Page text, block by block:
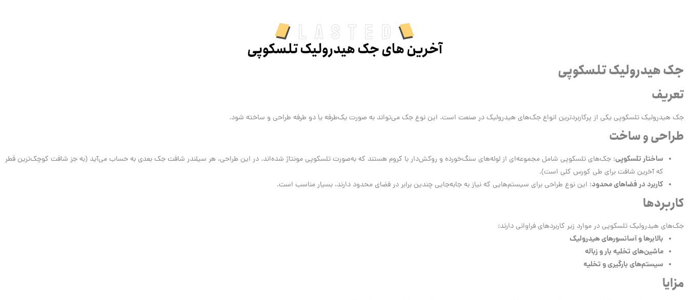
Lasted
آخرین های جک هیدرولیک تلسکوپی
جک هیدرولیک تلسکوپی
تعریف
جک هیدرولیک تلسکوپی یکی از پرکاربردترین انواع جک‌های هیدرولیک در صنعت است. این نوع جک می‌تواند به صورت یک‌طرفه یا دو طرفه طراحی و ساخته شود.
طراحی و ساخت
ساختار تلسکوپی: جک‌های تلسکوپی شامل مجموعه‌ای از لوله‌های سنگ‌خورده و روکش‌دار با کروم هستند که به‌صورت تلسکوپی مونتاژ شده‌اند. در این طراحی، هر سیلندر شافت جک بعدی به حساب می‌آید (به جز شافت کوچک‌ترین قطر
که آخرین شافت برای طی کورس کلی است).
کاربرد در فضاهای محدود: این نوع طراحی برای سیستم‌هایی که نیاز به جابه‌جایی چندین برابر در فضای محدود دارند، بسیار مناسب است.
کاربردها
جک‌های هیدرولیک تلسکوپی در موارد زیر کاربردهای فراوانی دارند:
بالابرها و آسانسورهای هیدرولیک
ماشین‌های تخلیه بار و زباله
سیستم‌های بارگیری و تخلیه
مزایا